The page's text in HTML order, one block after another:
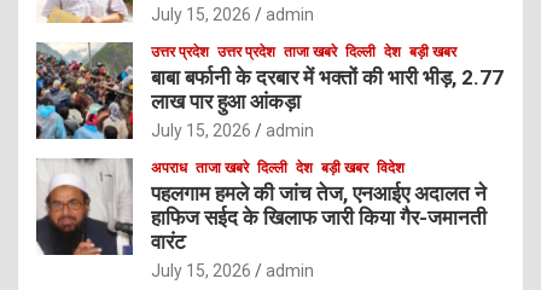
July 15, 2026 admin
उत्तर प्रदेश उत्तर प्रदेश ताजा खबरे दिल्ली देश बड़ी खबर
बाबा बर्फानी के दरबार में भक्तों की भारी भीड़, 2.77
लाख पार हुआ आंकड़ा
July 15, 2026 admin
अपराध ताजा खबरे दिल्ली देश बड़ी खबर विदेश
पहलगाम हमले की जांच तेज, एनआईए अदालत ने
हाफिज सईद के खिलाफ जारी किया गैर-जमानती
वारंट
July 15, 2026 admin